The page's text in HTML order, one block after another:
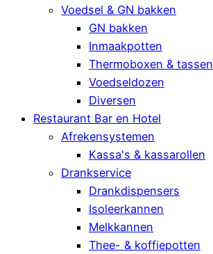
Voedsel & GN bakken
GN bakken
Inmaakpotten
Thermoboxen & tassen
Voedseldozen
Diversen
Restaurant Bar en Hotel
Afrekensystemen
Kassa's & kassarollen
Drankservice
Drankdispensers
Isoleerkannen
Melkkannen
Thee- & koffiepotten